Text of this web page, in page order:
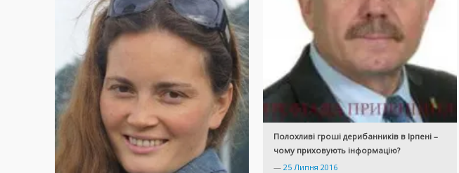
Полохливі гроші дерибанників в Ірпені –
чому приховують інформацію?
— 25 Липня 2016